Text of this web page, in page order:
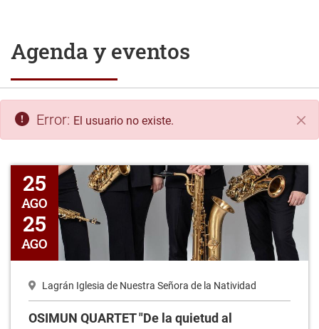
Agenda y eventos
Error: El usuario no existe.
OSIMUN QUARTET "De la quietud al movimiento"
25
AGO
25
AGO
Lagrán Iglesia de Nuestra Señora de la Natividad
OSIMUN QUARTET "De la quietud al